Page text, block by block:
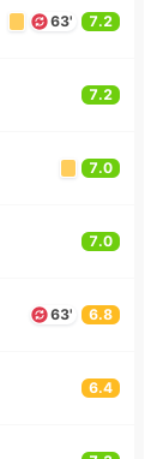
63' 7.2
7.2
7.0
7.0
63' 6.8
6.4